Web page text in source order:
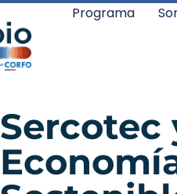
Programa
Sercotec